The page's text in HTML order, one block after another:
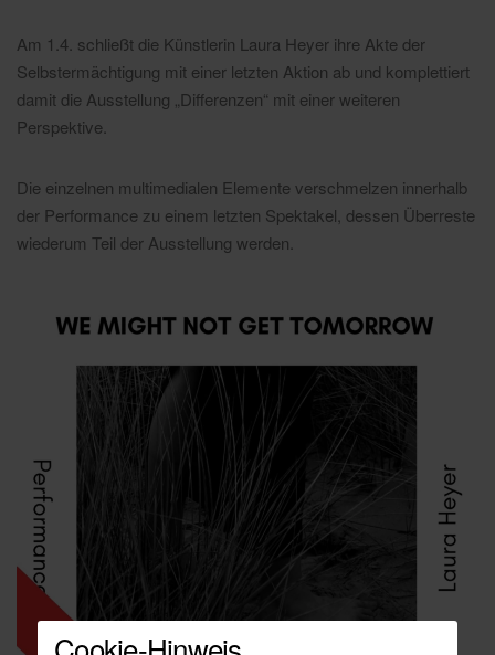
Am 1.4. schließt die Künstlerin Laura Heyer ihre Akte der
Selbstermächtigung mit einer letzten Aktion ab und komplettiert
damit die Ausstellung „Differenzen“ mit einer weiteren
Perspektive.
Die einzelnen multimedialen Elemente verschmelzen innerhalb
der Performance zu einem letzten Spektakel, dessen Überreste
wiederum Teil der Ausstellung werden.